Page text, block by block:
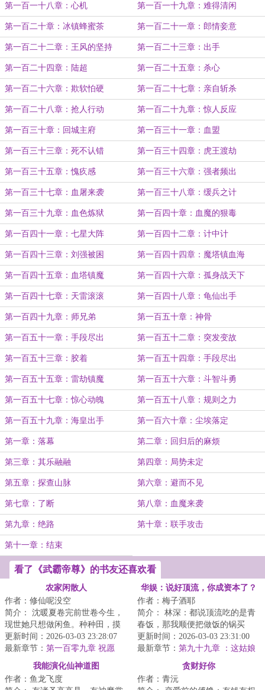
第一百一十八章：心机 第一百一十九章：难得清闲
第一百二十章：冰镇蜂蜜茶 第一百二十一章：郎情妾意
第一百二十二章：王风的坚持 第一百二十三章：出手
第一百二十四章：陆超 第一百二十五章：杀心
第一百二十六章：欺软怕硬 第一百二十七章：亲自斩杀
第一百二十八章：抢人行动 第一百二十九章：惊人反应
第一百三十章：回城主府 第一百三十一章：血盟
第一百三十三章：死不认错 第一百三十四章：虎王渡劫
第一百三十五章：愧疚感 第一百三十六章：强者频出
第一百三十七章：血屠来袭 第一百三十八章：缓兵之计
第一百三十九章：血色炼狱 第一百四十章：血魔的狠毒
第一百四十一章：七星大阵 第一百四十二章：计中计
第一百四十三章：刘强被困 第一百四十四章：魔塔镇血海
第一百四十五章：血塔镇魔 第一百四十六章：孤身战天下
第一百四十七章：天雷滚滚 第一百四十八章：龟仙出手
第一百四十九章：师兄弟 第一百五十章：神骨
第一百五十一章：手段尽出 第一百五十二章：突发变故
第一百五十三章：胶着 第一百五十四章：手段尽出
第一百五十五章：雷劫镇魔 第一百五十六章：斗智斗勇
第一百五十七章：惊心动魄 第一百五十八章：规则之力
第一百五十九章：海皇出手 第一百六十章：尘埃落定
第一章：落幕 第二章：回归后的麻烦
第三章：其乐融融 第四章：局势未定
第五章：探查山脉 第六章：避而不见
第七章：了断 第八章：血魔来袭
第九章：绝路 第十章：联手攻击
第十一章：结束
看了《武霸帝尊》的书友还喜欢看
农家闲散人
作者：修仙呢没空
简介： 沈暖夏卷完前世卷今生，
现世她只想做闲鱼。种种田，摸
摸鱼，不知不觉修个在世仙。
更新时间：2026-03-03 23:28:07
最新章节： 第一百零九章 祝愿
华娱：说好顶流，你成资本了？
作者：梅子酒耶
简介： 林深：都说顶流吃的是青
春饭，那我顺便把做饭的锅买
了，不过分吧？
更新时间：2026-03-03 23:31:00
最新章节： 第九十九章 ：这姑娘
老板估计把她忘了
我能演化仙神道图
作者：鱼龙飞度
贪财好你
作者：青沅